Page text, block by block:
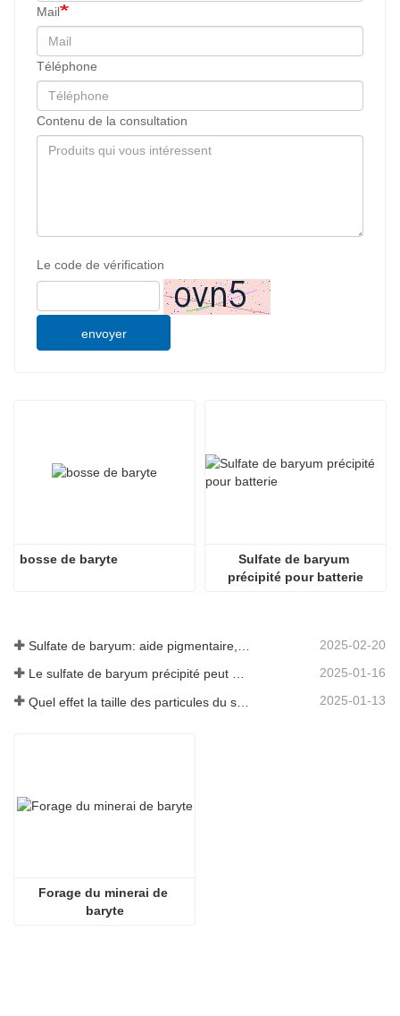
Mail
Téléphone
Contenu de la consultation
Le code de vérification
envoyer
bosse de baryte
Sulfate de baryum
précipité pour batterie
2025-02-20
Le sulfate de baryum précipité peut améliorer considérablement les performances des revêtements 2025-01-16
2025-01-13
Forage du minerai de
baryte